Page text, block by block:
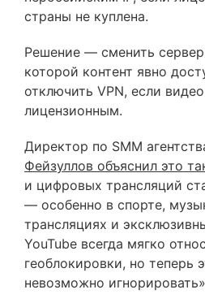
страны не куплена.
Решение — сменить сервер
которой контент явно
отключить VPN, если
лицензионным.
Директор по SMM
Фейзуллов объяснил это
и цифровых трансляций
— особенно в спорте,
трансляциях и
YouTube всегда мягко
геоблокировки, но теперь
невозможно